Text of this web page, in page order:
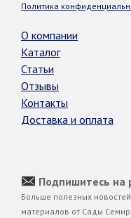
Политика
О компании
Каталог
Статьи
Отзывы
Контакты
Доставка и оплата
Подпишитесь на
Больше полезных
материалов от Сады